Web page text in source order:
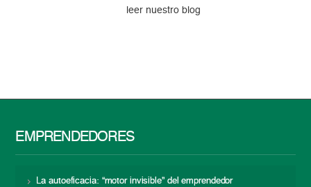
leer nuestro blog
EMPRENDEDORES
La autoeficacia: “motor invisible” del emprendedor